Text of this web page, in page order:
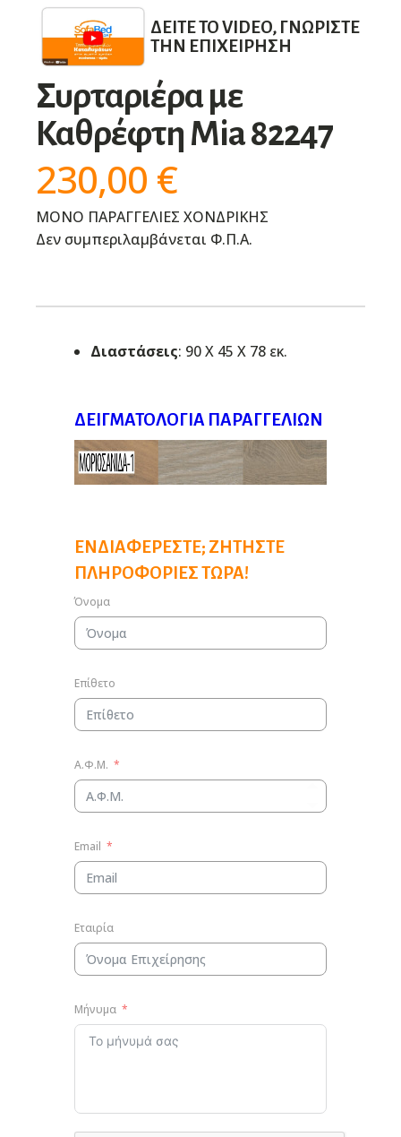
ΔΕΊΤΕ ΤΟ VIDEO, ΓΝΩΡΊΣΤΕ
ΤΗΝ ΕΠΙΧΕΊΡΗΣΗ
Συρταριέρα με
Καθρέφτη Mia 82247
230,00 €
ΜΟΝΟ ΠΑΡΑΓΓΕΛΙΕΣ ΧΟΝΔΡΙΚΗΣ
Δεν συμπεριλαμβάνεται Φ.Π.Α.
Διαστάσεις: 90 Χ 45 Χ 78 εκ.
ΔΕΙΓΜΑΤΟΛΌΓΙΑ ΠΑΡΑΓΓΕΛΙΏΝ
ΕΝΔΙΑΦΈΡΕΣΤΕ; ΖΗΤΉΣΤΕ
ΠΛΗΡΟΦΟΡΊΕΣ ΤΏΡΑ!
Όνομα
Επίθετο
Α.Φ.Μ.
Email
Εταιρία
Μήνυμα